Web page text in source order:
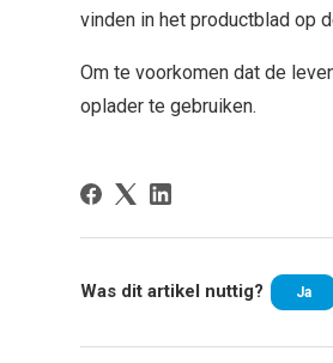
vinden in het productblad op
Om te voorkomen dat de
oplader te gebruiken.
Was dit artikel nuttig? Ja